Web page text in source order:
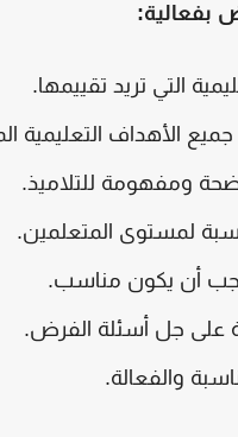
بفعالية:
التي تريد تقييمها.
الأهداف التعليمية
ومفهومة للتلاميذ.
لمستوى المتعلمين.
أن يكون مناسب.
على جل أسئلة الفرض.
والفعالة.